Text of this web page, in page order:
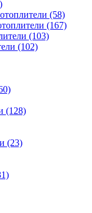
(58)
(167)
(103)
(102)
(128)
(23)